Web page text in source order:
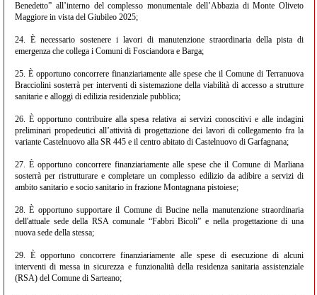
Benedetto” all’interno del complesso monumentale dell’Abbazia di Monte Oliveto
Maggiore in vista del Giubileo 2025;
24. È necessario sostenere i lavori di manutenzione straordinaria della pista di
emergenza che collega i Comuni di Fosciandora e Barga;
25. È opportuno concorrere finanziariamente alle spese che il Comune di Terranuova
Bracciolini sosterrà per interventi di sistemazione della viabilità di accesso a strutture
sanitarie e alloggi di edilizia residenziale pubblica;
26. È opportuno contribuire alla spesa relativa ai servizi conoscitivi e alle indagini
preliminari propedeutici all’attività di progettazione dei lavori di collegamento fra la
variante Castelnuovo alla SR 445 e il centro abitato di Castelnuovo di Garfagnana;
27. È opportuno concorrere finanziariamente alle spese che il Comune di Marliana
sosterrà per ristrutturare e completare un complesso edilizio da adibire a servizi di
ambito sanitario e socio sanitario in frazione Montagnana pistoiese;
28. È opportuno supportare il Comune di Bucine nella manutenzione straordinaria
dell'attuale sede della RSA comunale “Fabbri Bicoli” e nella progettazione di una
nuova sede della stessa;
29. È opportuno concorrere finanziariamente alle spese di esecuzione di alcuni
interventi di messa in sicurezza e funzionalità della residenza sanitaria assistenziale
(RSA) del Comune di Sarteano;